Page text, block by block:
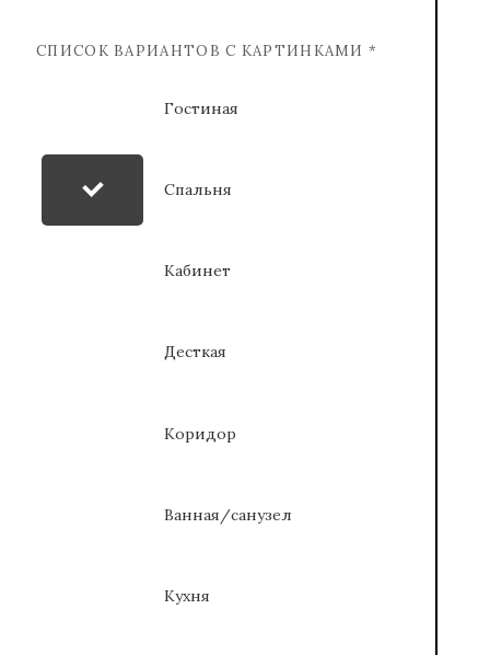
СПИСОК ВАРИАНТОВ С КАРТИНКАМИ *
Гостиная
Спальня
Кабинет
Десткая
Коридор
Ванная/санузел
Кухня